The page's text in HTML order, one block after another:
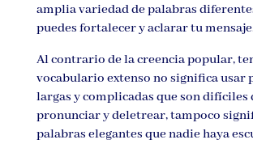
amplia variedad de palabras
puedes fortalecer y aclarar tu
Al contrario de la creencia popular,
vocabulario extenso no significa usar
largas y complicadas que son difíciles
pronunciar y deletrear, tampoco
palabras elegantes que nadie haya